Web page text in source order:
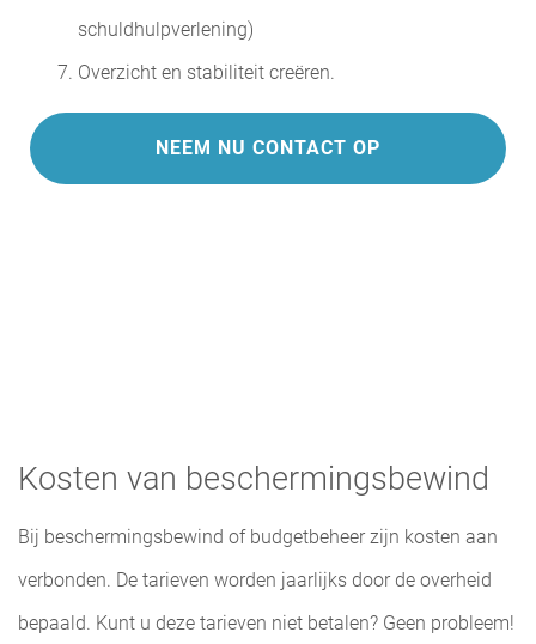
schuldhulpverlening)
Overzicht en stabiliteit creëren.
NEEM NU CONTACT OP
Kosten van beschermingsbewind
Bij beschermingsbewind of budgetbeheer zijn kosten aan
verbonden. De tarieven worden jaarlijks door de overheid
bepaald. Kunt u deze tarieven niet betalen? Geen probleem!